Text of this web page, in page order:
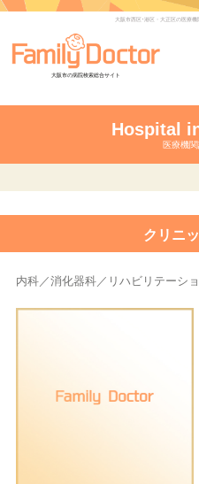
大阪市西区･港区・大正区の医療
大阪市の病院検索総合サイト
Hospital
医療機
クリニ
内科／消化器科／リハビリテーシ